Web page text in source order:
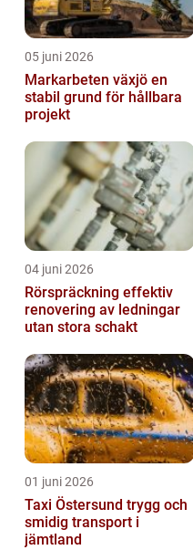
05 juni 2026
Markarbeten växjö en
stabil grund för hållbara
projekt
04 juni 2026
Rörspräckning effektiv
renovering av ledningar
utan stora schakt
01 juni 2026
Taxi Östersund trygg och
smidig transport i
jämtland